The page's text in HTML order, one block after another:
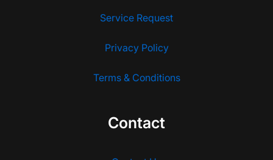
Service Request
Privacy Policy
Terms & Conditions
Contact